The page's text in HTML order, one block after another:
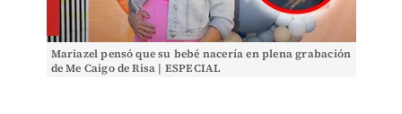
Mariazel pensó que su bebé nacería en plena grabación
de Me Caigo de Risa | ESPECIAL